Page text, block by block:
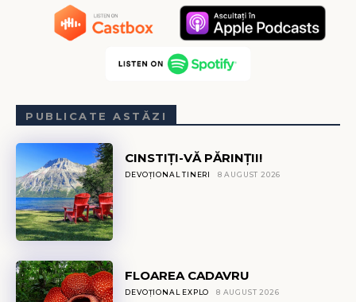
PUBLICATE ASTĂZI
CINSTIȚI-VĂ PĂRINȚII!
DEVOȚIONAL TINERI 8 AUGUST 2026
FLOAREA CADAVRU
DEVOȚIONAL EXPLO 8 AUGUST 2026